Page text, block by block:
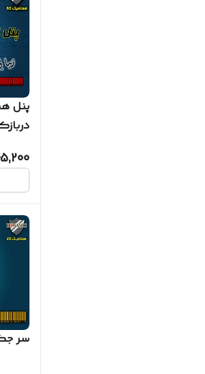
سر جک